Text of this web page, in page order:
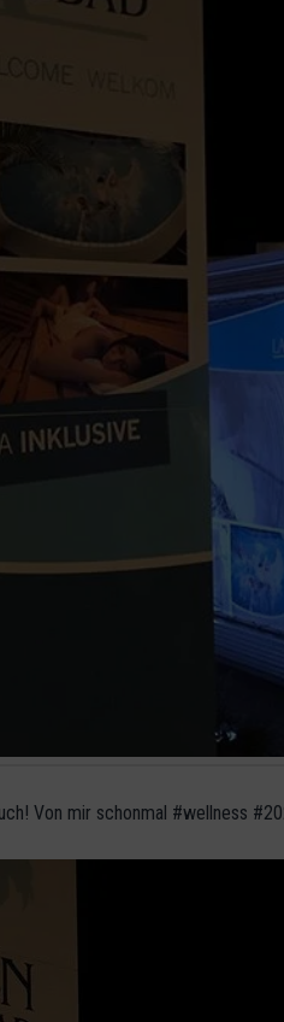
Von mir schonmal ️️️️️#wellness